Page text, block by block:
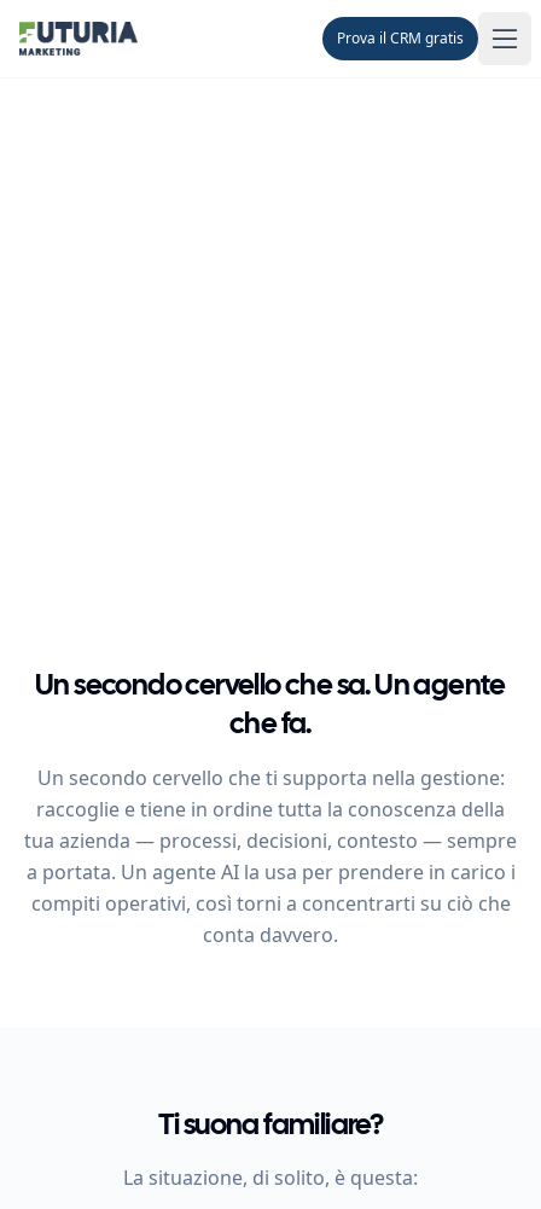
Prova il CRM gratis
Un secondo cervello che sa. Un agente
che fa.
Un secondo cervello che ti supporta nella gestione:
raccoglie e tiene in ordine tutta la conoscenza della
tua azienda — processi, decisioni, contesto — sempre
a portata. Un agente AI la usa per prendere in carico i
compiti operativi, così torni a concentrarti su ciò che
conta davvero.
Ti suona familiare?
La situazione, di solito, è questa: